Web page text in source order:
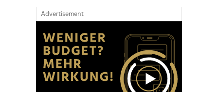
Advertisement